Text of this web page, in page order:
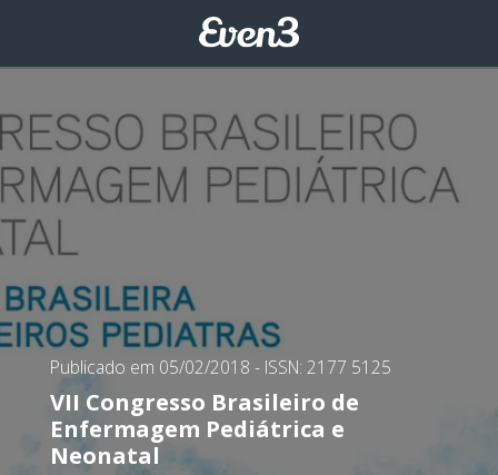
Publicado em 05/02/2018 - ISSN: 2177 5125
VII Congresso Brasileiro de
Enfermagem Pediátrica e
Neonatal